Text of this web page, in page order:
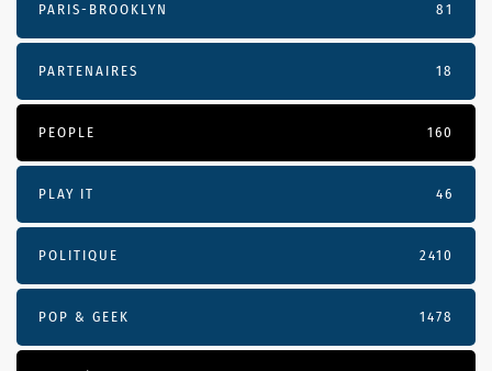
PARIS-BROOKLYN 81
PARTENAIRES 18
PEOPLE 160
PLAY IT 46
POLITIQUE 2410
POP & GEEK 1478